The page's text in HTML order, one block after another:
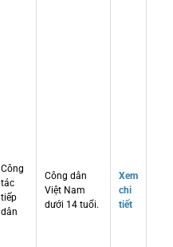
Công
tác
tiếp
dân
Công dân
Việt Nam
dưới 14 tuổi.
Xem
chi
tiết